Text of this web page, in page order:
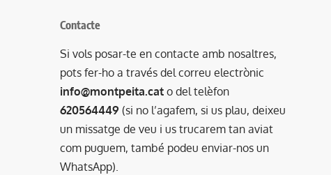
Contacte
Si vols posar-te en contacte amb nosaltres,
pots fer-ho a través del correu electrònic
info@montpeita.cat o del telèfon
620564449 (si no l’agafem, si us plau, deixeu
un missatge de veu i us trucarem tan aviat
com puguem, també podeu enviar-nos un
WhatsApp).